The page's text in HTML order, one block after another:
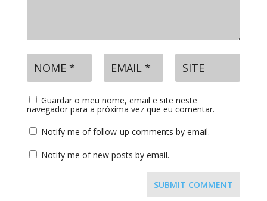
Guardar o meu nome, email e site neste
navegador para a próxima vez que eu comentar.
Notify me of follow-up comments by email.
Notify me of new posts by email.
SUBMIT COMMENT